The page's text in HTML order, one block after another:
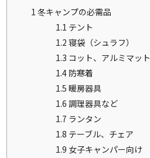
1 冬キャンプの必需品
1.1 テント
1.2 寝袋（シュラフ）
1.3 コット、アルミマット
1.4 防寒着
1.5 暖房器具
1.6 調理器具など
1.7 ランタン
1.8 テーブル、チェア
1.9 女子キャンパー向け